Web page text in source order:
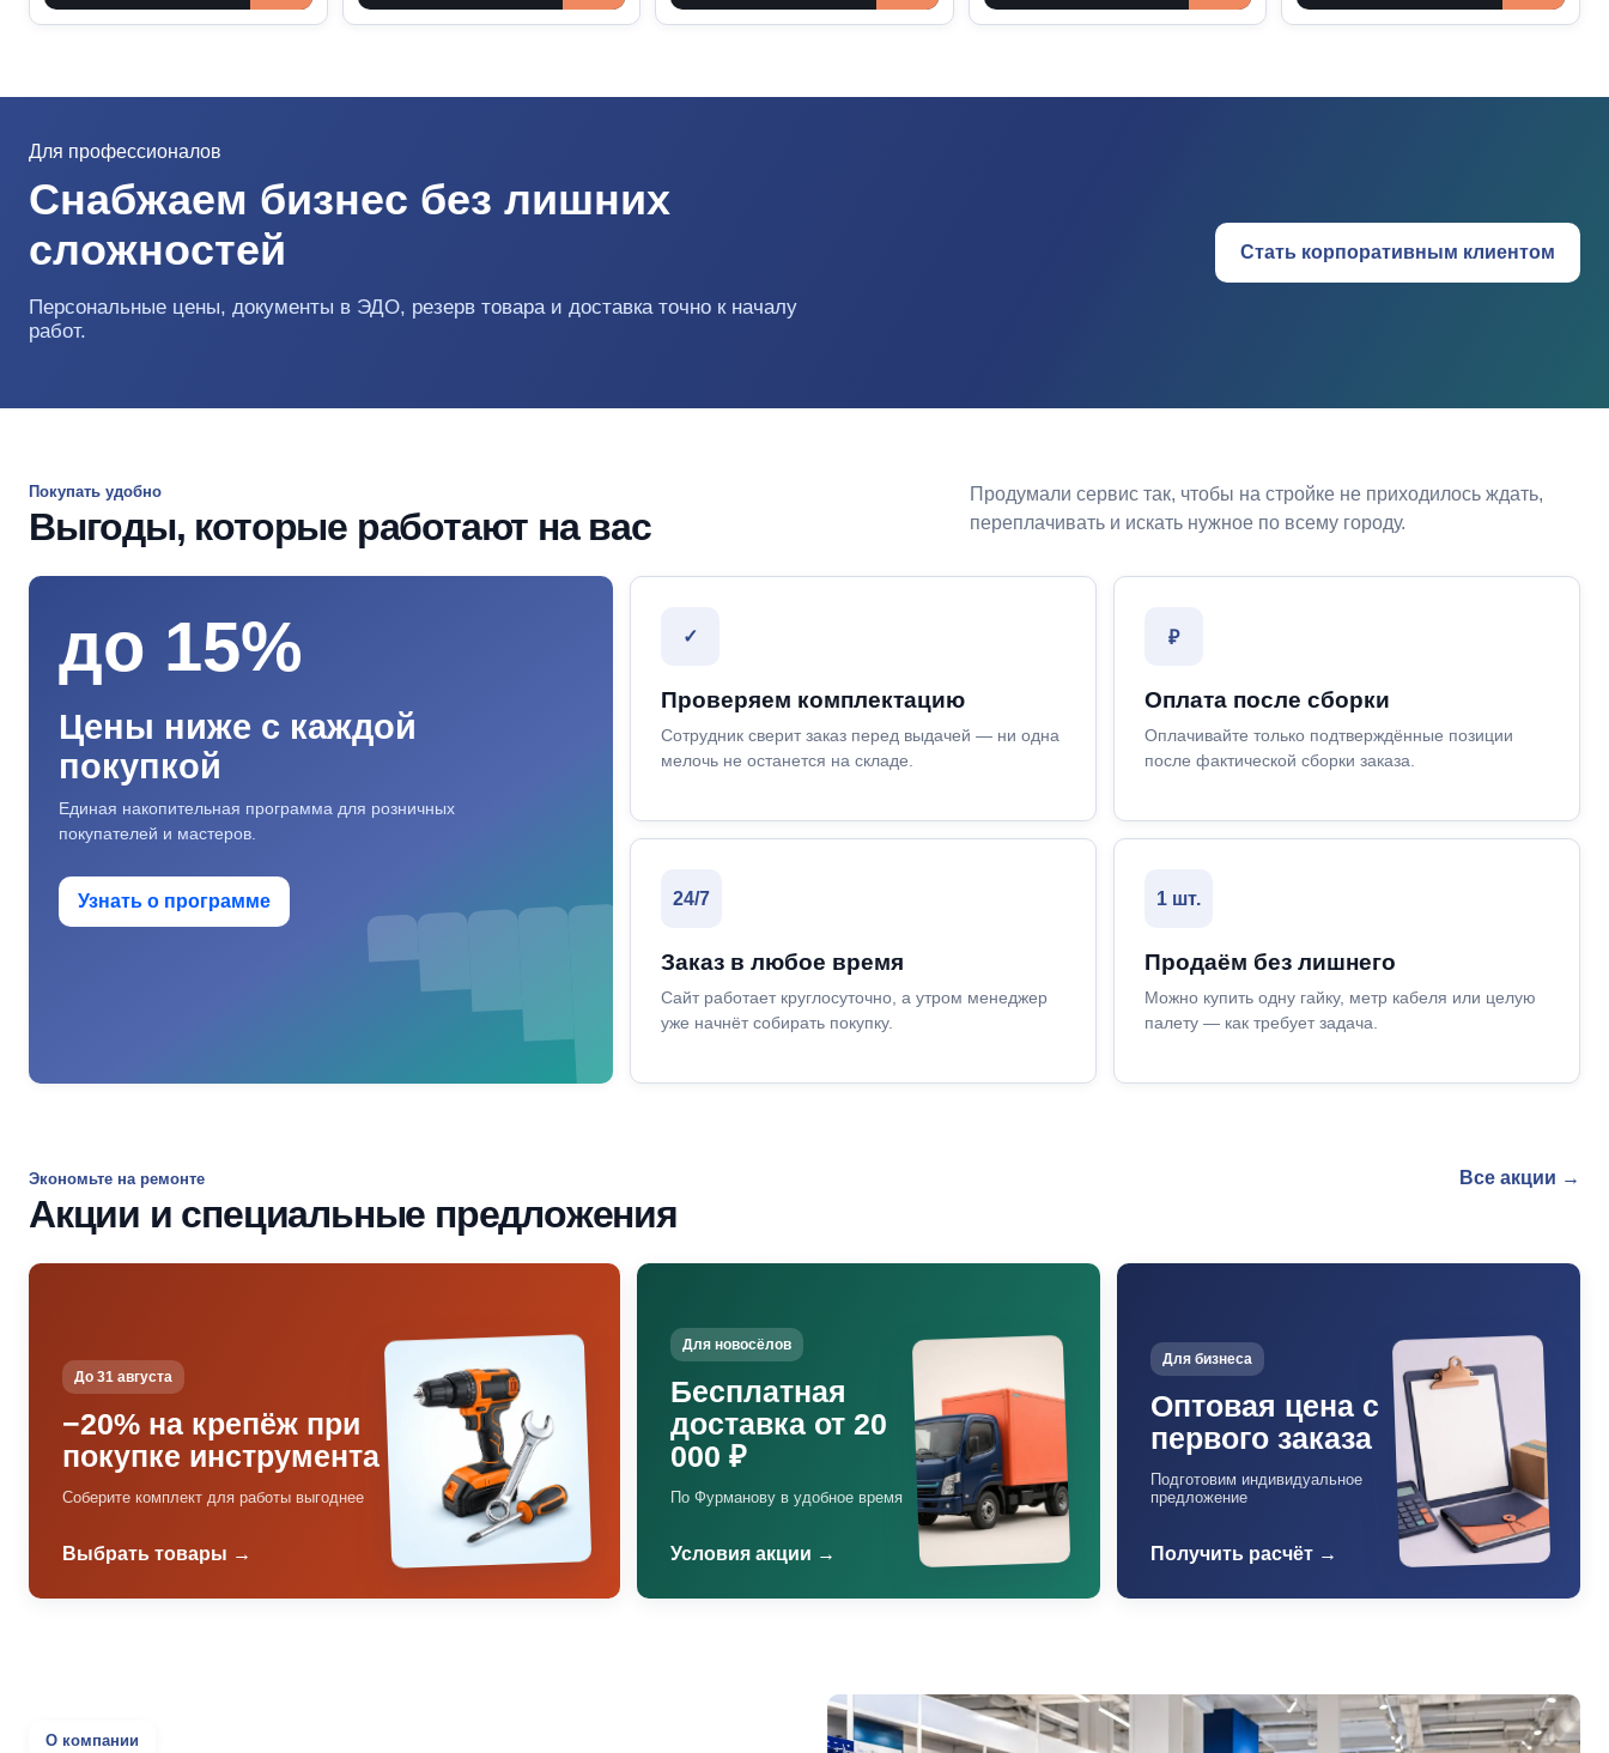
Для профессионалов
Снабжаем бизнес без лишних
сложностей
Персональные цены, документы в ЭДО, резерв товара и доставка точно к началу
работ.
Стать корпоративным клиентом
Покупать удобно
Выгоды, которые работают на вас
Продумали сервис так, чтобы на стройке не приходилось ждать,
переплачивать и искать нужное по всему городу.
до 15%
Цены ниже с каждой
покупкой
Единая накопительная программа для розничных
покупателей и мастеров.
Узнать о программе
✓
Проверяем комплектацию
Сотрудник сверит заказ перед выдачей — ни одна
мелочь не останется на складе.
₽
Оплата после сборки
Оплачивайте только подтверждённые позиции
после фактической сборки заказа.
24/7
Заказ в любое время
Сайт работает круглосуточно, а утром менеджер
уже начнёт собирать покупку.
1 шт.
Продаём без лишнего
Можно купить одну гайку, метр кабеля или целую
палету — как требует задача.
Экономьте на ремонте
Акции и специальные предложения
Все акции →
До 31 августа
−20% на крепёж при
покупке инструмента
Соберите комплект для работы выгоднее
Выбрать товары →
Для новосёлов
Бесплатная
доставка от 20
000 ₽
По Фурманову в удобное время
Условия акции →
Для бизнеса
Оптовая цена с
первого заказа
Подготовим индивидуальное
предложение
Получить расчёт →
О компании